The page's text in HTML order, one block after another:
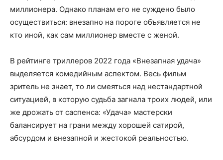
миллионера. Однако планам его не суждено было
осуществиться: внезапно на пороге объявляется не
кто иной, как сам миллионер вместе с женой.
В рейтинге триллеров 2022 года «Внезапная удача»
выделяется комедийным аспектом. Весь фильм
зритель не знает, то ли смеяться над нестандартной
ситуацией, в которую судьба загнала троих людей, или
же дрожать от саспенса: «Удача» мастерски
балансирует на грани между хорошей сатирой,
абсурдом и внезапной и жестокой реальностью.